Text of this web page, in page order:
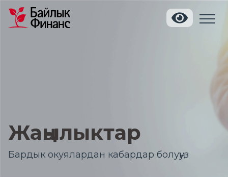
Жаңылыктар
Бардык окуялардан кабардар болуңуз